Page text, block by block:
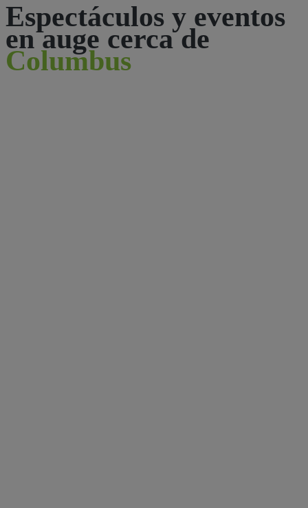
Espectáculos y eventos
en auge cerca de
Columbus